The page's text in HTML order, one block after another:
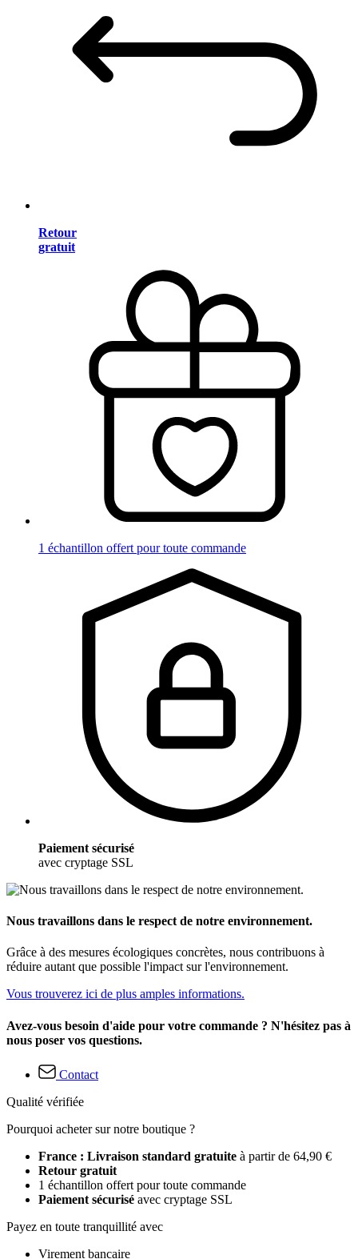
Retour
gratuit
1 échantillon offert pour toute commande
Paiement sécurisé
avec cryptage SSL
Nous travaillons dans le respect de notre environnement.
Grâce à des mesures écologiques concrètes, nous contribuons à
réduire autant que possible l'impact sur l'environnement.
Vous trouverez ici de plus amples informations.
Avez-vous besoin d'aide pour votre commande ? N'hésitez pas à
nous poser vos questions.
Contact
Qualité vérifiée
Pourquoi acheter sur notre boutique ?
France : Livraison standard gratuite à partir de 64,90 €
Retour gratuit
1 échantillon offert pour toute commande
Paiement sécurisé avec cryptage SSL
Payez en toute tranquillité avec
Virement bancaire